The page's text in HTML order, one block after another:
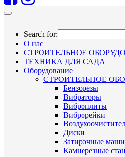
Search for:
О нас
СТРОИТЕЛЬНОЕ
ТЕХНИКА ДЛЯ САДА
Оборудование
СТРОИТЕЛЬНОЕ
Бензорезы
Вибраторы
Виброплиты
Виброрейки
Диски
Затирочные
Камнерезные